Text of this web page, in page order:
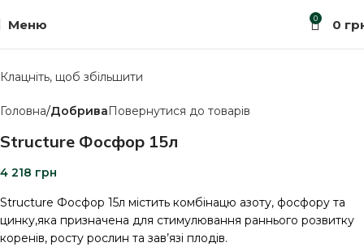
Меню 0 0
Клацніть, щоб збільшити
Головна Добрива Повернутися до товарів
Structure Фосфор 15л
4 218 грн
Structure Фосфор 15л містить комбінацю азоту, фосфору та
цинку,яка призначена для стимулювання раннього розвитку
коренів, росту рослин та зав’язі плодів.